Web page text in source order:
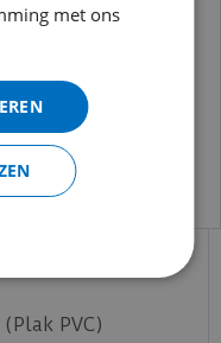
PVC)
verwerkt
wat je van ons
via
met ons